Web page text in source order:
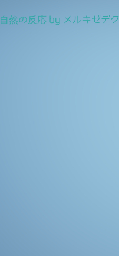
自然の反応 by メルキゼデク